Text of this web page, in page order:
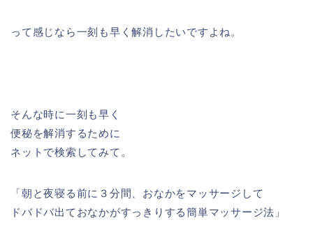
って感じなら一刻も早く解消したいですよね。
そんな時に一刻も早く
便秘を解消するために
ネットで検索してみて。
「朝と夜寝る前に３分間、おなかをマッサージして
ドバドバ出ておなかがすっきりする簡単マッサージ法」